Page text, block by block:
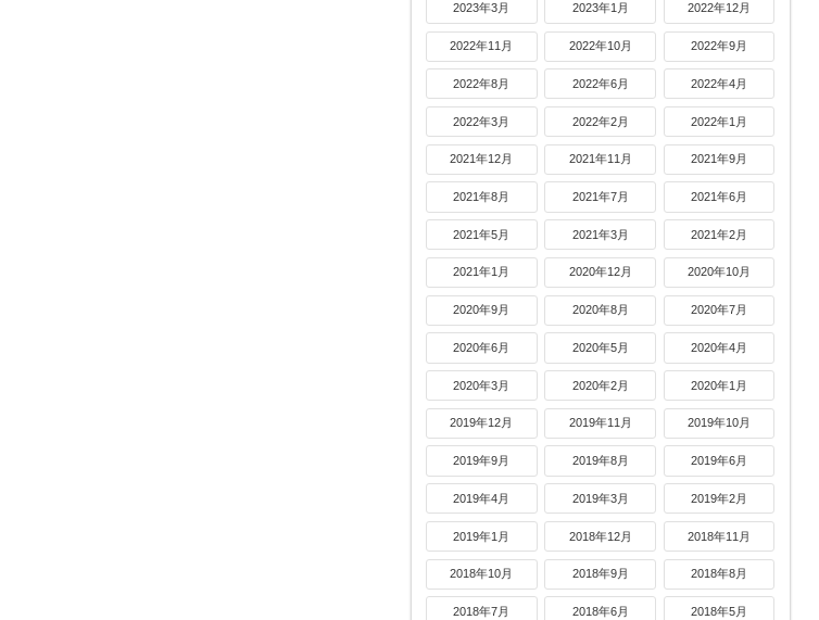
2023年3月 2023年1月 2022年12月
2022年11月 2022年10月 2022年9月
2022年8月 2022年6月 2022年4月
2022年3月 2022年2月 2022年1月
2021年12月 2021年11月 2021年9月
2021年8月 2021年7月 2021年6月
2021年5月 2021年3月 2021年2月
2021年1月 2020年12月 2020年10月
2020年9月 2020年8月 2020年7月
2020年6月 2020年5月 2020年4月
2020年3月 2020年2月 2020年1月
2019年12月 2019年11月 2019年10月
2019年9月 2019年8月 2019年6月
2019年4月 2019年3月 2019年2月
2019年1月 2018年12月 2018年11月
2018年10月 2018年9月 2018年8月
2018年7月 2018年6月 2018年5月